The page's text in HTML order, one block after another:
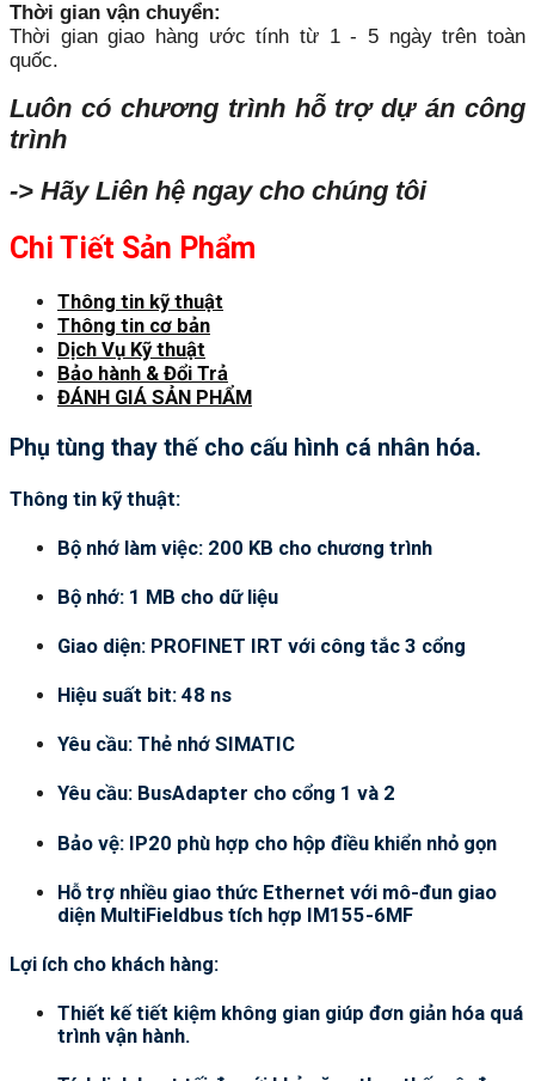
Thời gian vận chuyển:
Thời gian giao hàng ước tính từ 1 - 5 ngày trên toàn
quốc.
Luôn có chương trình hỗ trợ dự án công
trình
-> Hãy Liên hệ ngay cho chúng tôi
Chi Tiết Sản Phẩm
Thông tin kỹ thuật
Thông tin cơ bản
Dịch Vụ Kỹ thuật
Bảo hành & Đổi Trả
ĐÁNH GIÁ SẢN PHẨM
Phụ tùng thay thế cho cấu hình cá nhân hóa.
Thông tin kỹ thuật:
Bộ nhớ làm việc: 200 KB cho chương trình
Bộ nhớ: 1 MB cho dữ liệu
Giao diện: PROFINET IRT với công tắc 3 cổng
Hiệu suất bit: 48 ns
Yêu cầu: Thẻ nhớ SIMATIC
Yêu cầu: BusAdapter cho cổng 1 và 2
Bảo vệ: IP20 phù hợp cho hộp điều khiển nhỏ gọn
Hỗ trợ nhiều giao thức Ethernet với mô-đun giao
diện MultiFieldbus tích hợp IM155-6MF
Lợi ích cho khách hàng:
Thiết kế tiết kiệm không gian giúp đơn giản hóa quá
trình vận hành.